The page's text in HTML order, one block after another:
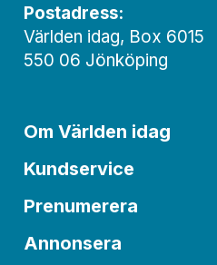
Postadress:
Världen idag, Box 6015
550 06 Jönköping
Om Världen idag
Kundservice
Prenumerera
Annonsera